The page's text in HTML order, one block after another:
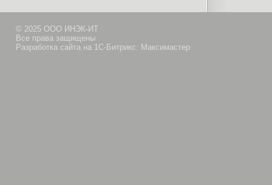
© 2025 ООО ИНЭК-ИТ
Все права защищены
Разработка сайта на 1С-Битрикс: Максимастер